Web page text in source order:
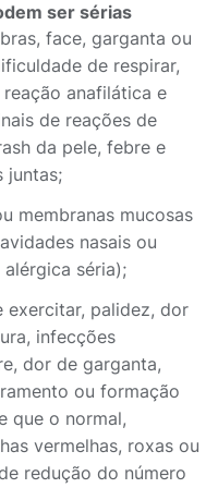
ser sérias
face, garganta ou
de respirar,
anafilática e
de reações de
da pele, febre e
juntas;
membranas mucosas
nasais ou
séria);
exercitar, palidez, dor
infecções
dor de garganta,
ou formação
que o normal,
vermelhas, roxas ou
redução do número